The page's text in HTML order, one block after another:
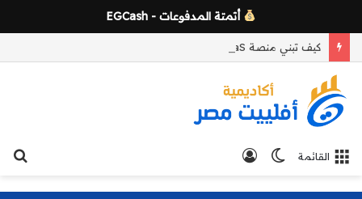
أتمتة المدفوعات - EGCash
القائمة
الوضع